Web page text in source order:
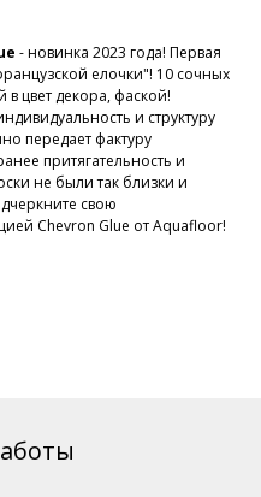
- новинка 2023 года! Первая
елочки"! 10 сочных
цвет декора, фаской!
и структуру
передает фактуру
притягательность и
не были так близки и
свою
Chevron Glue от Aquafloor!